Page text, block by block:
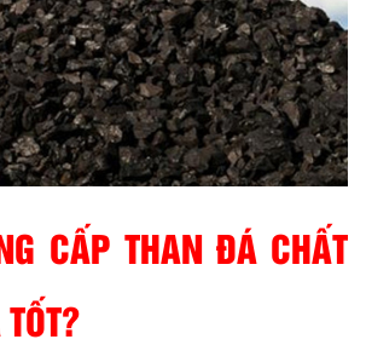
CẤP THAN ĐÁ CHẤT